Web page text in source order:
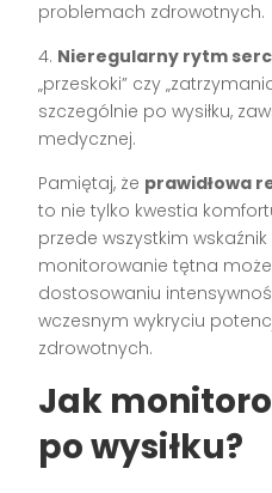
problemach zdrowotnych.
4. Nieregularny rytm
„przeskoki” czy
szczególnie po wysiłku,
medycznej.
Pamiętaj, że prawidłowa
to nie tylko kwestia
przede wszystkim
monitorowanie tętna
dostosowaniu
wczesnym wykryciu
zdrowotnych.
Jak
po wysiłku?